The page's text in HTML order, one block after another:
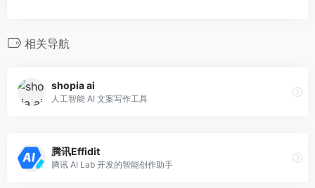
相关导航
shopia ai
人工智能 AI 文案写作工具
腾讯Effidit
腾讯 AI Lab 开发的智能创作助手